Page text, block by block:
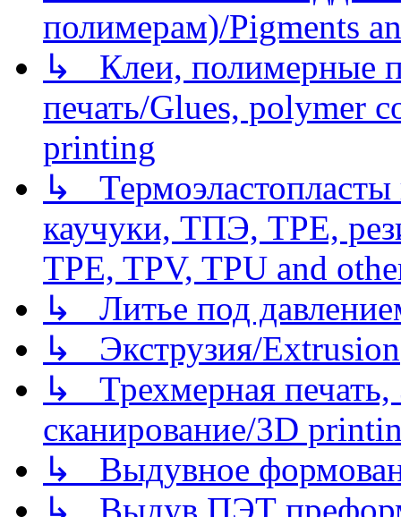
полимерам)/Pigments
↳ Клеи, полимерные
печать/Glues, polymer
printing
↳
каучуки, ТПЭ, TPE,
TPE, TPV, TPU and
↳ Литье под
↳ Экструзия/Extrusion
↳ Трехмерная
сканирование/3D
↳ Выдувное
↳ Выдув ПЭТ